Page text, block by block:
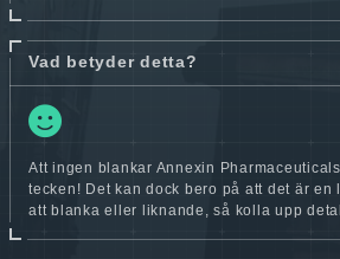
Vad betyder detta?
Att ingen blankar Annexin
tecken! Det kan dock bero på att det är en
att blanka eller liknande, så kolla upp